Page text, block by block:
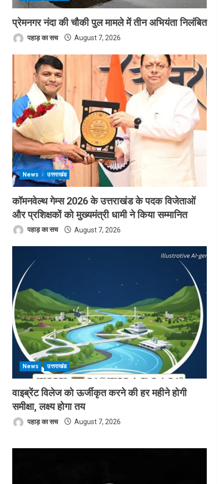
प्रेमनगर नंदा की चौकी पुल मामले में तीन अभियंता निलंबित
पहाड़ का सच August 7, 2026
News उत्तराखंड
कॉमनवेल्थ गेम्स 2026 के उत्तराखंड के पदक विजेताओं
और प्रशिक्षकों को मुख्यमंत्री धामी ने किया सम्मानित
पहाड़ का सच August 7, 2026
News उत्तराखंड
वाइब्रेंट विलेज को ऊर्जीकृत करने की हर महीने होगी
समीक्षा, लक्ष्य होगा तय
पहाड़ का सच August 7, 2026